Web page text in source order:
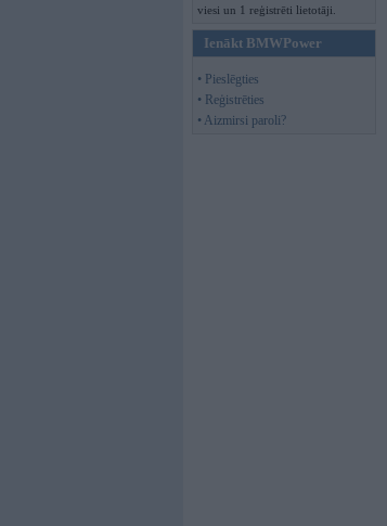
viesi un 1 reģistrēti lietotāji.
Ienākt BMWPower
• Pieslēgties
• Reģistrēties
• Aizmirsi paroli?